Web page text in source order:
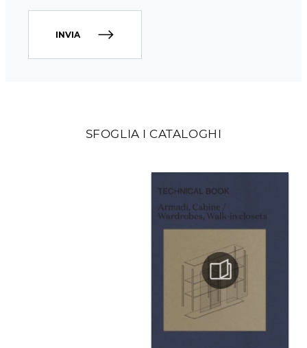
SFOGLIA I CATALOGHI
INVIA